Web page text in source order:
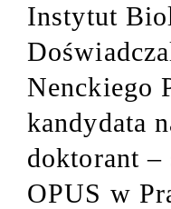
Instytut
Nenckiego
kandydata
doktorant –
OPUS w